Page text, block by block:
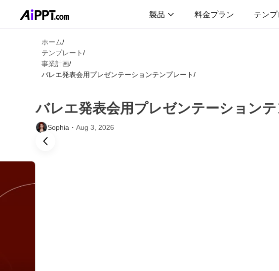
製品 料金プラン テンプ
ホーム/
テンプレート/
事業計画/
バレエ発表会用プレゼンテーションテンプレート/
バレエ発表会用プレゼンテーションテ
Sophia・ Aug 3, 2026